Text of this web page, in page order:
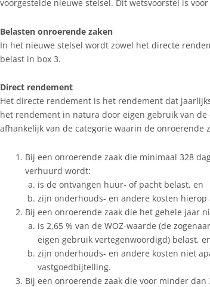
voorgestelde nieuwe stelsel. Dit wetsvoorstel is
Belasten onroerende zaken
In het nieuwe stelsel wordt zowel het directe
belast in box 3.
Direct rendement
Het directe rendement is het rendement dat
het rendement in natura door eigen gebruik van
afhankelijk van de categorie waarin de onroerende
Bij een onroerende zaak die minimaal 328
verhuurd wordt:
is de ontvangen huur- of pacht belast, en
zijn onderhouds- en andere kosten hierop
Bij een onroerende zaak die het gehele jaar
is 2,65 % van de WOZ-waarde (de
eigen gebruik vertegenwoordigd) belast,
zijn onderhouds- en andere kosten niet
vastgoedbijtelling.
Bij een onroerende zaak die voor minder